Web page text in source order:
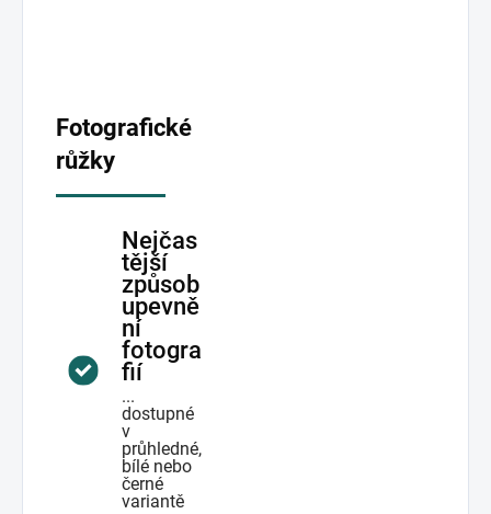
Fotografické
růžky
Nejčas
tější
způsob
upevně
ní
fotogra
fií
...
dostupné
v
průhledné,
bílé nebo
černé
variantě